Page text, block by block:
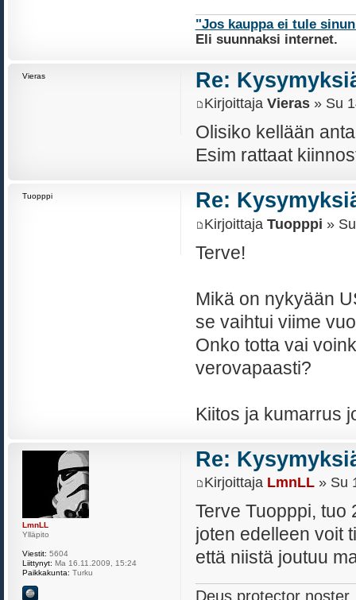
"Jos kauppa ei tule
Eli suunnaksi internet.
Re:
Kirjoittaja Vieras» Su
Olisiko kellään
Esim rattaat
Vieras
Re:
Kirjoittaja Tuopppi »
Terve!
Mikä on nykyään
se vaihtui viime
Onko totta vai
verovapaasti?
Kiitos ja kumarrus
Tuopppi
Re:
Kirjoittaja LmnLL» Su
Terve Tuopppi,
joten edelleen voit
että niistä joutuu
Deus protector noster
LmnLL
Ylläpito
Viestit: 5604
Liittynyt: Ma 16.11.2009, 15:24
Paikkakunta: Turku